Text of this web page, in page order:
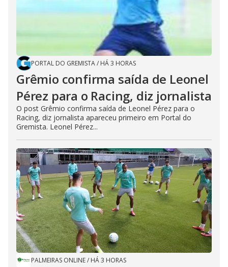
PORTAL DO GREMISTA/ HÁ 3 HORAS
Grêmio confirma saída de Leonel
Pérez para o Racing, diz jornalista
O post Grêmio confirma saída de Leonel Pérez para o
Racing, diz jornalista apareceu primeiro em Portal do
Gremista. Leonel Pérez...
PALMEIRAS ONLINE/ HÁ 3 HORAS